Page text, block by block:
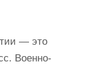
— это
Военно-